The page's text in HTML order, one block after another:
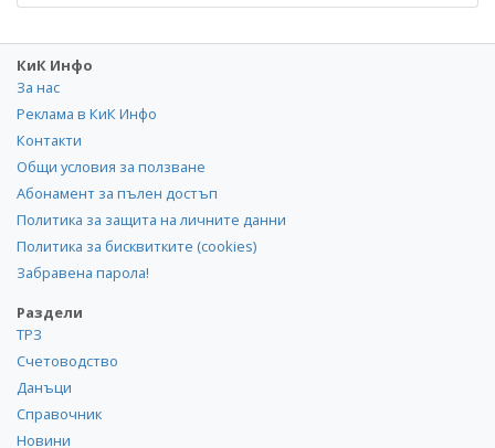
КиК Инфо
За нас
Реклама в КиК Инфо
Контакти
Общи условия за ползване
Абонамент за пълен достъп
Политика за защита на личните данни
Политика за бисквитките (cookies)
Забравена парола!
Раздели
ТРЗ
Счетоводство
Данъци
Справочник
Новини